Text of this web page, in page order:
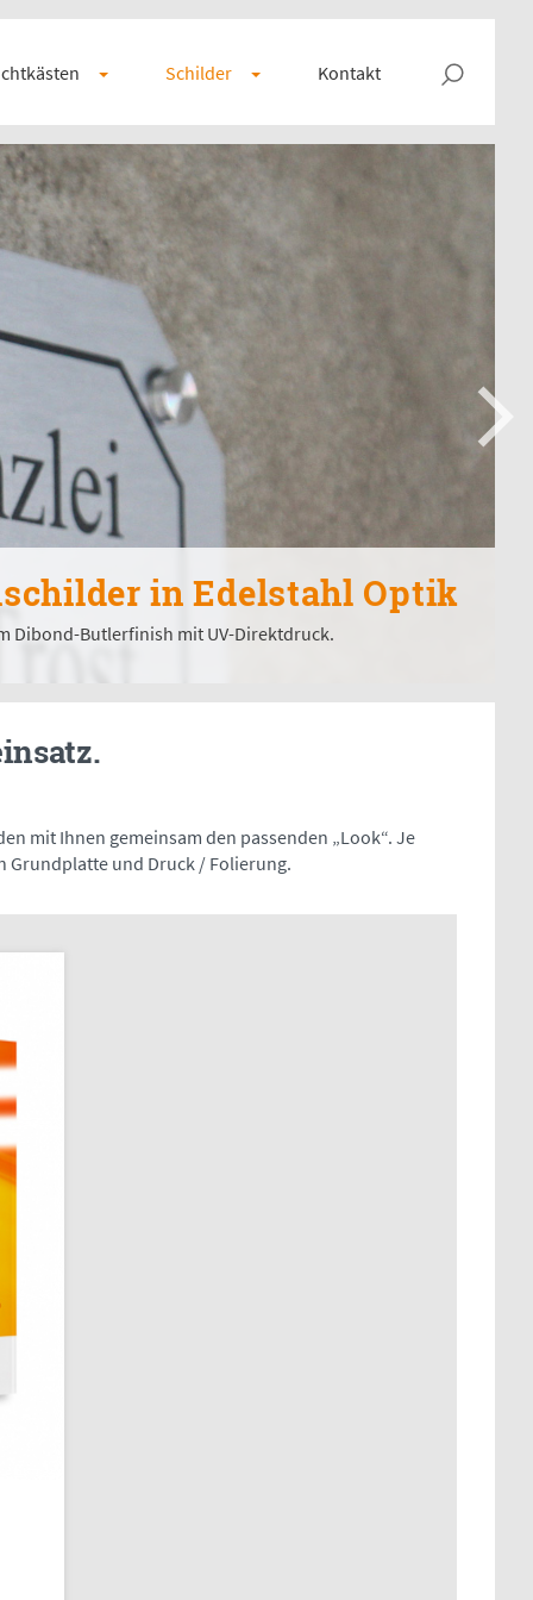
Schilder Kontakt
aus Acrylglas
Beschriftung und Glasdekorfolie.
mit Ihnen gemeinsam den passenden „Look“. Je
Grundplatte und Druck / Folierung.